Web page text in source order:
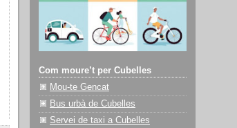
Com moure’t per Cubelles
Mou-te Gencat
Bus urbà de Cubelles
Servei de taxi a Cubelles